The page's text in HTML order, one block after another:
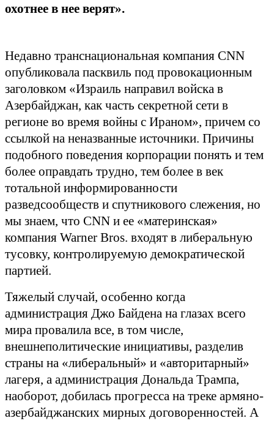
охотнее в нее верят».
Недавно транснациональная компания CNN
опубликовала пасквиль под провокационным
заголовком «Израиль направил войска в
Азербайджан, как часть секретной сети в
регионе во время войны с Ираном», причем со
ссылкой на неназванные источники. Причины
подобного поведения корпорации понять и тем
более оправдать трудно, тем более в век
тотальной информированности
разведсообществ и спутникового слежения, но
мы знаем, что CNN и ее «материнская»
компания Warner Bros. входят в либеральную
тусовку, контролируемую демократической
партией.
Тяжелый случай, особенно когда
администрация Джо Байдена на глазах всего
мира провалила все, в том числе,
внешнеполитические инициативы, разделив
страны на «либеральный» и «авторитарный»
лагеря, а администрация Дональда Трампа,
наоборот, добилась прогресса на треке армяно-
азербайджанских мирных договоренностей. А